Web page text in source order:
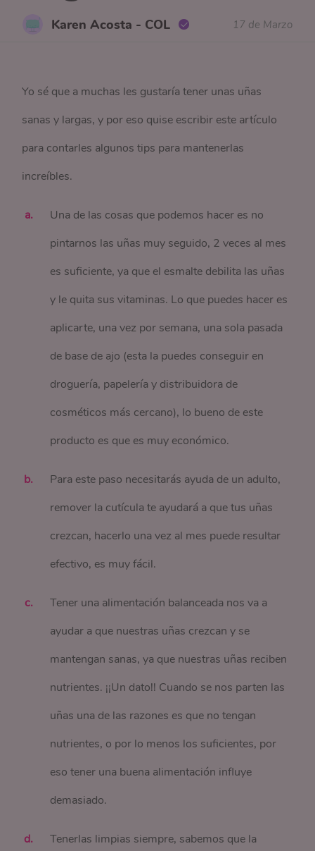
Karen Acosta - COL 17 de Marzo
Yo sé que a muchas les gustaría tener unas uñas
sanas y largas, y por eso quise escribir este artículo
para contarles algunos tips para mantenerlas
increíbles.
Una de las cosas que podemos hacer es no
pintarnos las uñas muy seguido, 2 veces al mes
es suficiente, ya que el esmalte debilita las uñas
y le quita sus vitaminas. Lo que puedes hacer es
aplicarte, una vez por semana, una sola pasada
de base de ajo (esta la puedes conseguir en
droguería, papelería y distribuidora de
cosméticos más cercano), lo bueno de este
producto es que es muy económico.
Para este paso necesitarás ayuda de un adulto,
remover la cutícula te ayudará a que tus uñas
crezcan, hacerlo una vez al mes puede resultar
efectivo, es muy fácil.
Tener una alimentación balanceada nos va a
ayudar a que nuestras uñas crezcan y se
mantengan sanas, ya que nuestras uñas reciben
nutrientes. ¡¡Un dato!! Cuando se nos parten las
uñas una de las razones es que no tengan
nutrientes, o por lo menos los suficientes, por
eso tener una buena alimentación influye
demasiado.
Tenerlas limpias siempre, sabemos que la